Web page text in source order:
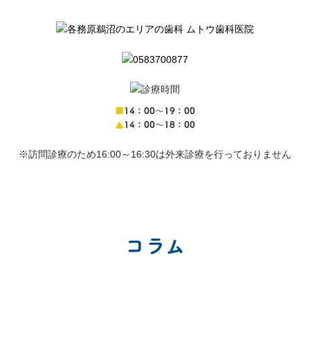
■14：00〜19：00
▲14：00〜18：00
※訪問診療のため16:00～16:30は外来診療を行っておりません
コラム